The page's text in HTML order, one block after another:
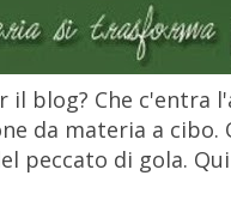
il blog? Che
da materia a
peccato di gola.